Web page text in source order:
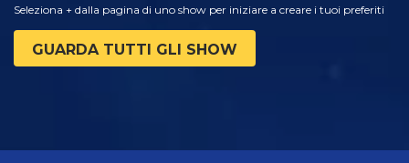
Seleziona + dalla pagina di uno show per iniziare a creare i tuoi preferiti
GUARDA TUTTI GLI SHOW